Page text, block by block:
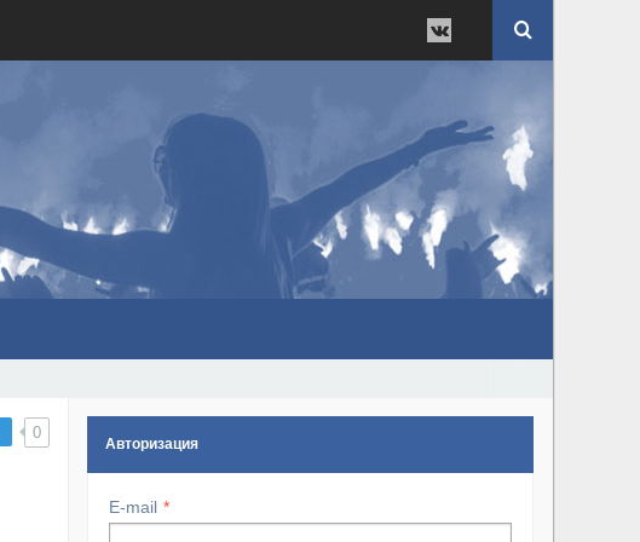
0
Авторизация
E-mail